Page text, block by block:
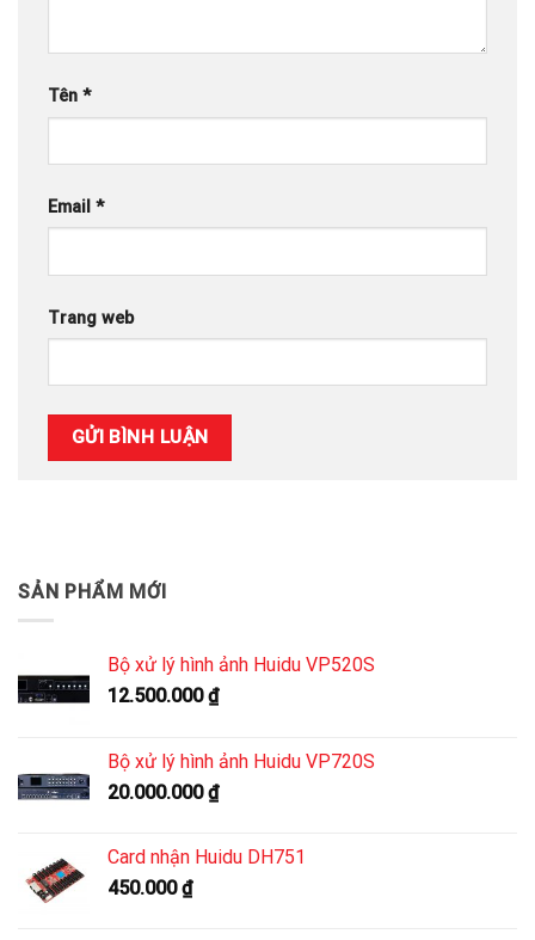
Tên *
Email *
Trang web
SẢN PHẨM MỚI
Bộ xử lý hình ảnh Huidu VP520S
12.500.000₫
Bộ xử lý hình ảnh Huidu VP720S
20.000.000₫
Card nhận Huidu DH751
450.000₫